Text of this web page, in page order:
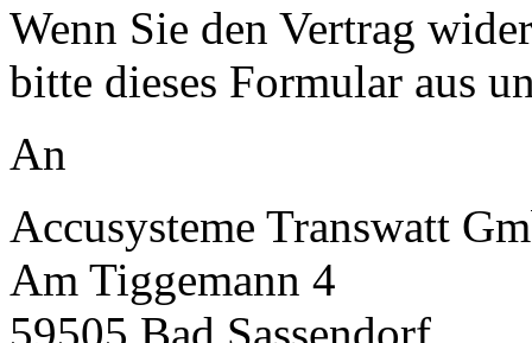
Wenn Sie den Vertrag
bitte dieses Formular aus
An
Accusysteme Transwatt
Am Tiggemann 4
59505 Bad Sassendorf